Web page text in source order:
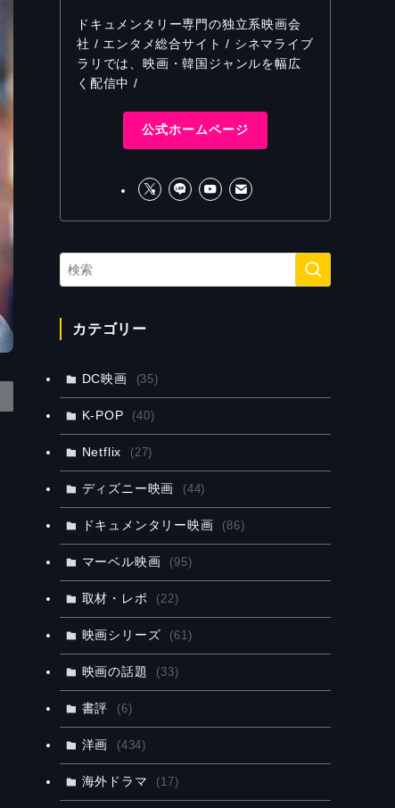
ドキュメンタリー専門の独立系映画会
社 / エンタメ総合サイト / シネマライブ
ラリでは、映画・韓国ジャンルを幅広
く配信中 /
公式ホームページ
カテゴリー
DC映画 (35)
K-POP (40)
Netflix (27)
ディズニー映画 (44)
ドキュメンタリー映画 (86)
マーベル映画 (95)
取材・レポ (22)
映画シリーズ (61)
映画の話題 (33)
書評 (6)
洋画 (434)
海外ドラマ (17)